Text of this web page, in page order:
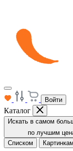
Войти
Каталог
Искать в самом
по лучшим
Списком